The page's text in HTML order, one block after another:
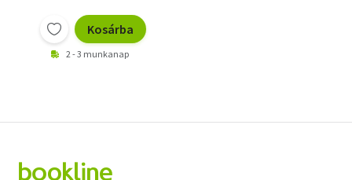
Kosárba
2 - 3 munkanap